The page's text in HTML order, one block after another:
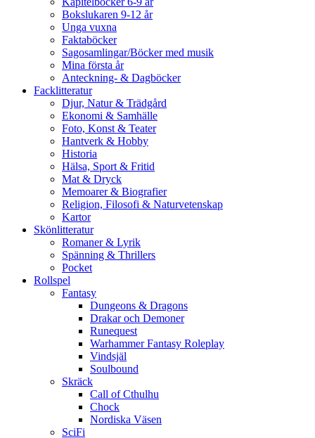
Bokslukaren 9-12 år
Unga vuxna
Faktaböcker
Sagosamlingar/Böcker med musik
Mina första år
Anteckning- & Dagböcker
Facklitteratur
Djur, Natur & Trädgård
Ekonomi & Samhälle
Foto, Konst & Teater
Hantverk & Hobby
Historia
Hälsa, Sport & Fritid
Mat & Dryck
Memoarer & Biografier
Religion, Filosofi & Naturvetenskap
Kartor
Skönlitteratur
Romaner & Lyrik
Spänning & Thrillers
Pocket
Rollspel
Fantasy
Dungeons & Dragons
Drakar och Demoner
Runequest
Warhammer Fantasy Roleplay
Vindsjäl
Soulbound
Skräck
Call of Cthulhu
Chock
Nordiska Väsen
SciFi